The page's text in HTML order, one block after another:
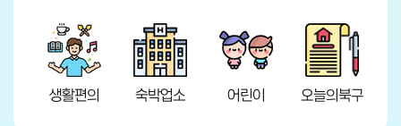
생활편의 숙박업소 어린이 오늘의북구